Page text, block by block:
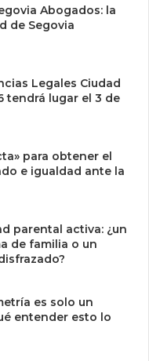
Abogados: la
de Segovia
Legales Ciudad
tendrá lugar el 3 de
para obtener el
e igualdad ante la
parental activa: ¿un
de familia o un
es solo un
entender esto lo